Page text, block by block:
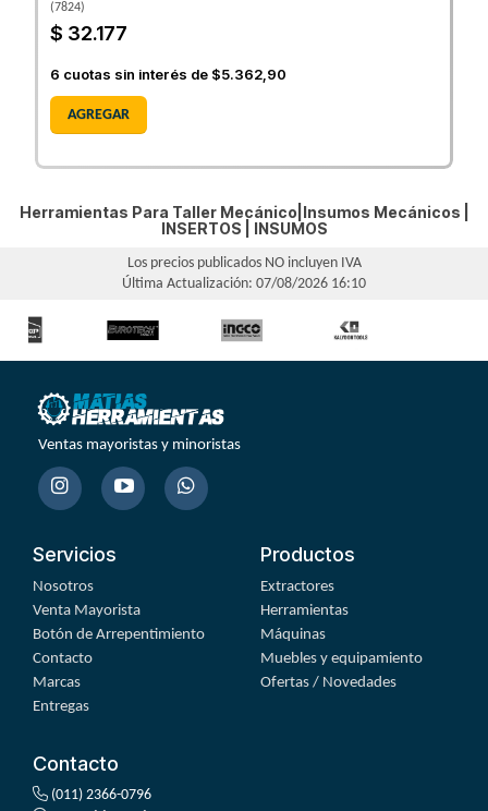
(7824)
$ 32.177
6 cuotas sin interés de $5.362,90
AGREGAR
Herramientas Para Taller Mecánico|Insumos Mecánicos |
INSERTOS
INSUMOS
Los precios publicados NO incluyen IVA
Última Actualización: 07/08/2026 16:10
Ventas mayoristas y minoristas
Servicios
Nosotros
Venta Mayorista
Botón de Arrepentimiento
Contacto
Marcas
Entregas
Productos
Extractores
Herramientas
Máquinas
Muebles y equipamiento
Ofertas / Novedades
Contacto
(011) 2366-0796